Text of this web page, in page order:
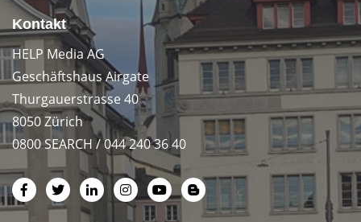
Kontakt
HELP Media AG
Geschäftshaus Airgate
Thurgauerstrasse 40
8050 Zürich
0800 SEARCH / 044 240 36 40